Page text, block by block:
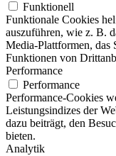
Funktionell
Funktionale Cookies
auszuführen, wie z. B.
Media-Plattformen, das
Funktionen von
Performance
Performance
Performance-Cookies
Leistungsindizes der
dazu beiträgt, den
bieten.
Analytik